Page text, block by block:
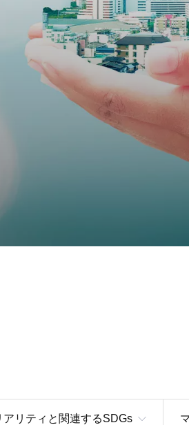
アリティと関連するSDGs